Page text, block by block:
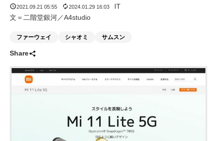
LIFE ENDING JOURNAL
BPaaS JOURNAL
2021.09.21 05:55 2024.01.29 16:03
IT
文＝二階堂銀河／A4studio
ファーウェイ シャオミ サムスン
Share